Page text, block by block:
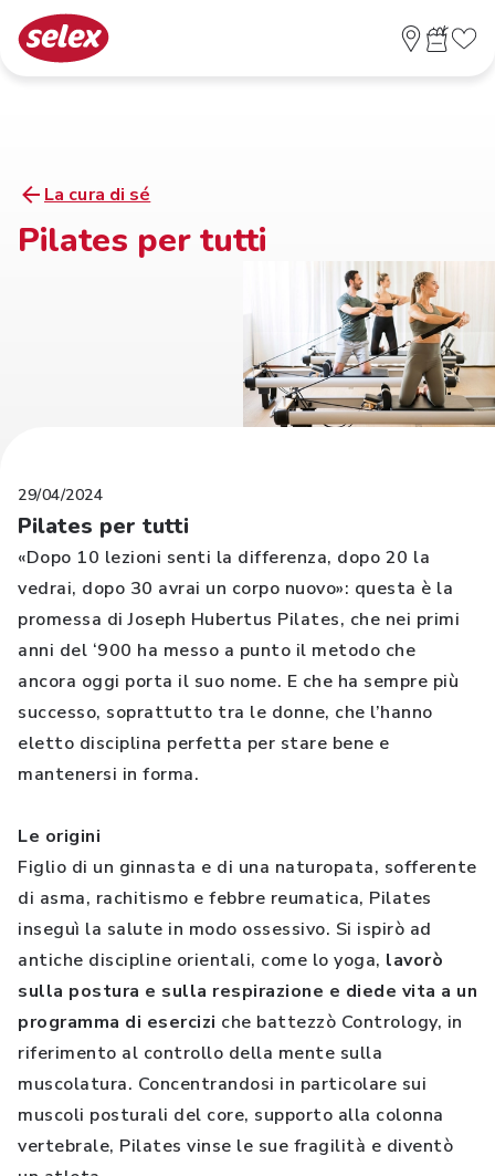
La cura di sé
Pilates per tutti
29/04/2024
Pilates per tutti
«Dopo 10 lezioni senti la differenza, dopo 20 la
vedrai, dopo 30 avrai un corpo nuovo»: questa è la
promessa di Joseph Hubertus Pilates, che nei primi
anni del ‘900 ha messo a punto il metodo che
ancora oggi porta il suo nome. E che ha sempre più
successo, soprattutto tra le donne, che l’hanno
eletto disciplina perfetta per stare bene e
mantenersi in forma.
Le origini
Figlio di un ginnasta e di una naturopata, sofferente
di asma, rachitismo e febbre reumatica, Pilates
inseguì la salute in modo ossessivo. Si ispirò ad
antiche discipline orientali, come lo yoga, lavorò
sulla postura e sulla respirazione e diede vita a un
programma di esercizi che battezzò Contrology, in
riferimento al controllo della mente sulla
muscolatura. Concentrandosi in particolare sui
muscoli posturali del core, supporto alla colonna
vertebrale, Pilates vinse le sue fragilità e diventò